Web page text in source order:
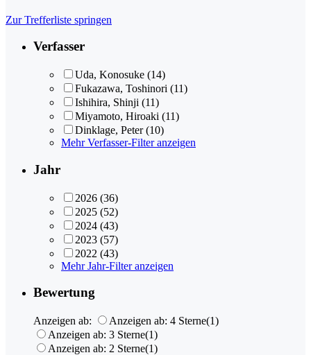
Zur Trefferliste springen
Verfasser
Uda, Konosuke (14)
Fukazawa, Toshinori (11)
Ishihira, Shinji (11)
Miyamoto, Hiroaki (11)
Dinklage, Peter (10)
Mehr Verfasser-Filter anzeigen
Jahr
2026 (36)
2025 (52)
2024 (43)
2023 (57)
2022 (43)
Mehr Jahr-Filter anzeigen
Bewertung
Anzeigen ab: Anzeigen ab: 4 Sterne(1)
Anzeigen ab: 3 Sterne(1)
Anzeigen ab: 2 Sterne(1)